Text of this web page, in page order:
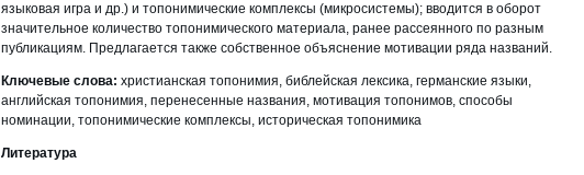
языковая игра и др.) и топонимические комплексы (микросистемы); вводится в оборот
значительное количество топонимического материала, ранее рассеянного по разным
публикациям. Предлагается также собственное объяснение мотивации ряда названий.
Ключевые слова: христианская топонимия, библейская лексика, германские языки,
английская топонимия, перенесенные названия, мотивация топонимов, способы
номинации, топонимические комплексы, историческая топонимика
Литература